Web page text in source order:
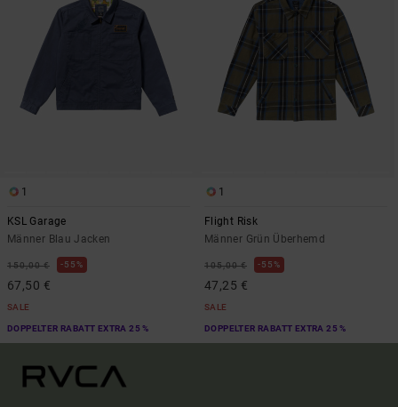
1
KSL Garage
Männer Blau Jacken
150,00 € 55%
67,50 €
SALE
DOPPELTER RABATT EXTRA 25 %
1
Flight Risk
Männer Grün Überhemd
105,00 € 55%
47,25 €
SALE
DOPPELTER RABATT EXTRA 25 %